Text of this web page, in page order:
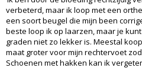
verbeterd, maar ik loop met een
een soort beugel die mijn been
beste loop ik op laarzen, maar je
graden niet zo lekker is. Meestal
maat groter voor mijn rechtervoet
Schoenen met hakken kan ik